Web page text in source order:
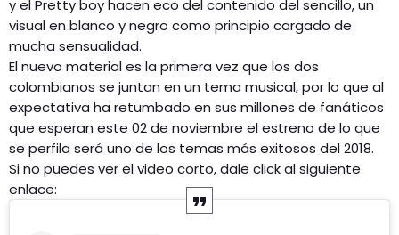
y el Pretty boy hacen eco del contenido del sencillo, un
visual en blanco y negro como principio cargado de
mucha sensualidad.
El nuevo material es la primera vez que los dos
colombianos se juntan en un tema musical, por lo que al
expectativa ha retumbado en sus millones de fanáticos
que esperan este 02 de noviembre el estreno de lo que
se perfila será uno de los temas más exitosos del 2018.
Si no puedes ver el video corto, dale click al siguiente
enlace: